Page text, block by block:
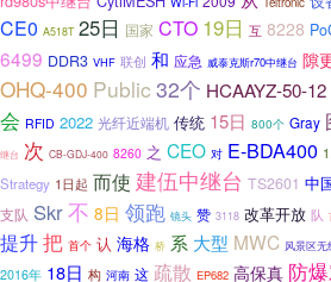
CE0 A518T 25日 国家 CTO 19日 互 8228
6499 DDR3 VHF 联创 和 应急 威泰克斯r70中继台 隙
OHQ-400 Public 32个 HCAAYZ-50-12
会 RFID 2022 光纤近端机 传统 15日 800个 Gray
继台 次 CB-GDJ-400 8260 之 CEO 对 E-BDA400
Strategy 1日起 而使 建伍中继台 TS2601 中
支队 Skr不 8日 领跑 镜头 赞 3118 改革开放 队
提升把 首个 认 海格 桥 系 大型 MWC 风景区无
2016年 18日 构 河南 这 疏散 EP682 高保真 防